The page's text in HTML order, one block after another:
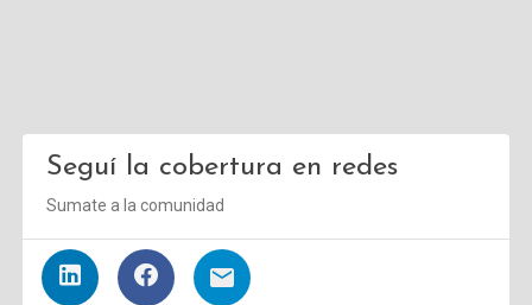
Seguí la cobertura en redes
Sumate a la comunidad